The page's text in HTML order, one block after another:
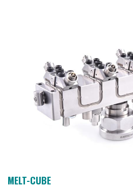
MELT-CUBE